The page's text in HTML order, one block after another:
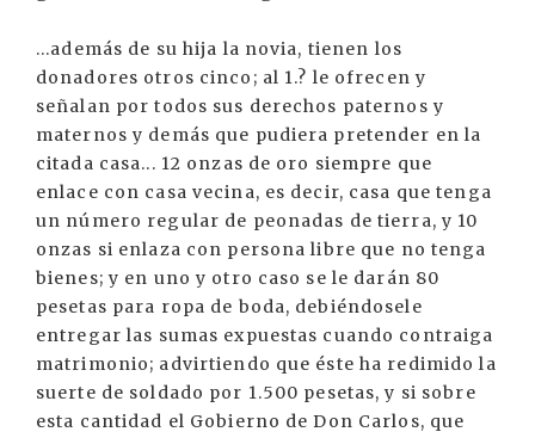
...además de su hija la novia, tienen los
donadores otros cinco; al 1.? le ofrecen y
señalan por todos sus derechos paternos y
maternos y demás que pudiera pretender en la
citada casa... 12 onzas de oro siempre que
enlace con casa vecina, es decir, casa que tenga
un número regular de peonadas de tierra, y 10
onzas si enlaza con persona libre que no tenga
bienes; y en uno y otro caso se le darán 80
pesetas para ropa de boda, debiéndosele
entregar las sumas expuestas cuando contraiga
matrimonio; advirtiendo que éste ha redimido la
suerte de soldado por 1.500 pesetas, y si sobre
esta cantidad el Gobierno de Don Carlos, que